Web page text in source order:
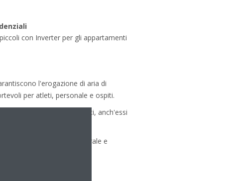
con Inverter per gli appartamenti
l'erogazione di aria di
per atleti, personale e ospiti.
commerciali e ristoranti, anch'essi
nell'Europa centrale e